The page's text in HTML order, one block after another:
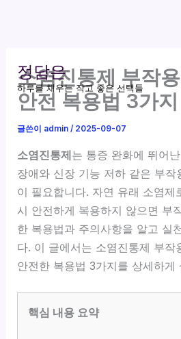
정담은
하루를 채우는 작고 좋은 선택들
소염진통제 부작
안전 복용법 3가지
글쓴이 admin/ 2025-09-07
소염진통제는 통증 완화에 뛰어
장애와 신장 기능 저하 같은 부작
이 필요합니다. 자연 유래 소염
시 안전하게 복용하지 않으면 부
한 복용법과 주의사항을 알고 실
다. 이 글에서는 소염진통제 부작
안전한 복용법 3가지를 상세하게
핵심 내용 요약